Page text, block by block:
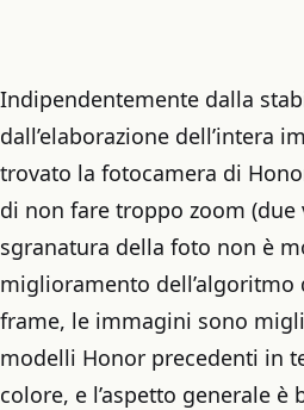
Indipendentemente dalla
dall’elaborazione dell’intera
trovato la fotocamera di
di non fare troppo zoom (due
sgranatura della foto non è
miglioramento
frame, le immagini sono
modelli Honor precedenti in
colore, e l’aspetto generale è